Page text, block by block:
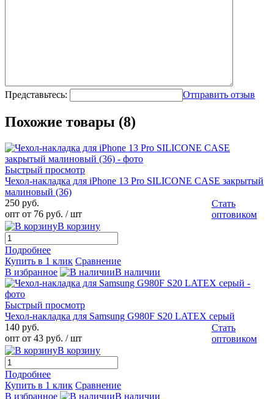
Представьтесь: Отправить отзыв
Похожие товары (8)
Быстрый просмотр
Чехол-накладка для iPhone 13 Pro SILICONE CASE закрытый
малиновый (36)
250 руб.
опт от 76 руб. / шт
Стать
оптовиком
В корзину
Подробнее
Купить в 1 клик Сравнение
В избранное
В наличии
Быстрый просмотр
Чехол-накладка для Samsung G980F S20 LATEX серый
140 руб.
опт от 43 руб. / шт
Стать
оптовиком
В корзину
Подробнее
Купить в 1 клик Сравнение
В избранное
В наличии